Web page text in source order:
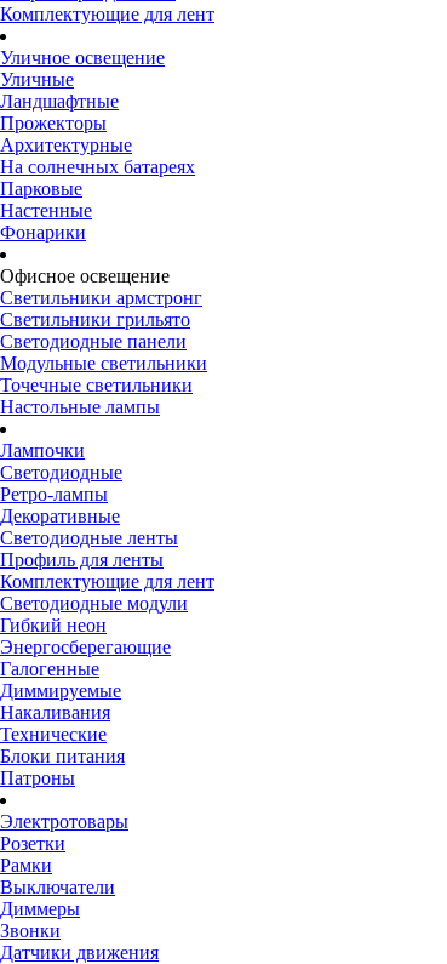
Комплектующие для лент
Уличное освещение
Уличные
Ландшафтные
Прожекторы
Архитектурные
На солнечных батареях
Парковые
Настенные
Фонарики
Офисное освещение
Светильники армстронг
Светильники грильято
Светодиодные панели
Модульные светильники
Точечные светильники
Настольные лампы
Лампочки
Светодиодные
Ретро-лампы
Декоративные
Светодиодные ленты
Профиль для ленты
Комплектующие для лент
Светодиодные модули
Гибкий неон
Энергосберегающие
Галогенные
Диммируемые
Накаливания
Технические
Блоки питания
Патроны
Электротовары
Розетки
Рамки
Выключатели
Диммеры
Звонки
Датчики движения